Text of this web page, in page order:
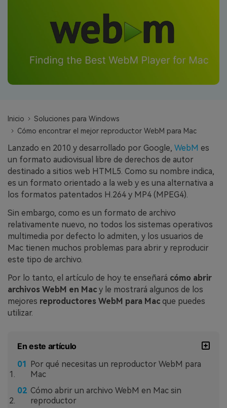
Recoverit Gratis
Otros Productos
UBackit - Respaldar Datos
Inicio
Soluciones para Windows
Cómo encontrar el mejor reproductor WebM para Mac
Lanzado en 2010 y desarrollado por Google, WebM es
un formato audiovisual libre de derechos de autor
destinado a sitios web HTML5. Como su nombre indica,
es un formato orientado a la web y es una alternativa a
los formatos patentados H.264 y MP4 (MPEG4).
Sin embargo, como es un formato de archivo
relativamente nuevo, no todos los sistemas operativos
multimedia por defecto lo admiten, y los usuarios de
Mac tienen muchos problemas para abrir y reproducir
este tipo de archivo.
Por lo tanto, el artículo de hoy te enseñará cómo abrir
archivos WebM en Mac y le mostrará algunos de los
mejores reproductores WebM para Mac que puedes
utilizar.
En este artículo
Por qué necesitas un reproductor WebM para
Mac
Cómo abrir un archivo WebM en Mac sin
reproductor